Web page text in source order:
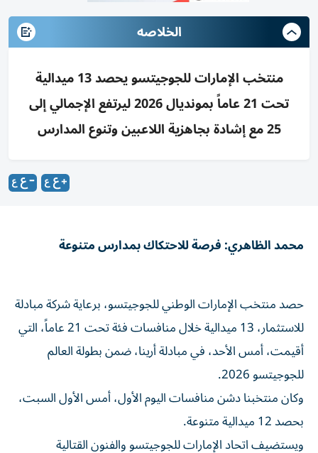
الخلاصه
منتخب الإمارات للجوجيتسو يحصد 13 ميدالية
تحت 21 عاماً بمونديال 2026 ليرتفع الإجمالي إلى
25 مع إشادة بجاهزية اللاعبين وتنوع المدارس
محمد الظاهري: فرصة للاحتكاك بمدارس متنوعة
للاستثمار، 13 ميدالية خلال منافسات فئة تحت 21 عاماً، التي
أقيمت، أمس الأحد، في مبادلة أرينا، ضمن بطولة العالم
للجوجيتسو 2026.
وكان منتخبنا دشن منافسات اليوم الأول، أمس الأول السبت،
بحصد 12 ميدالية متنوعة.
ويستضيف اتحاد الإمارات للجوجيتسو والفنون القتالية